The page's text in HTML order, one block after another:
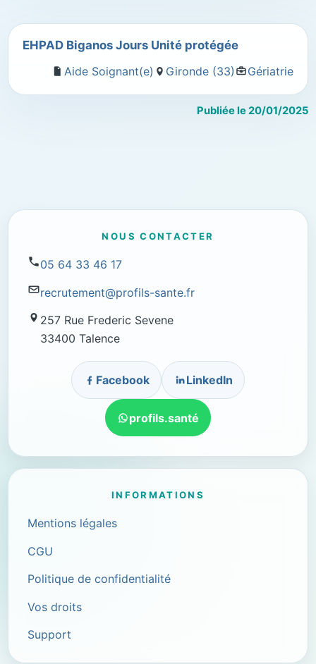
EHPAD Biganos Jours Unité protégée
Aide Soignant(e)
Gironde (33) Gériatrie
Publiée le 20/01/2025
NOUS CONTACTER
05 64 33 46 17
recrutement@profils-sante.fr
257 Rue Frederic Sevene
33400 Talence
Facebook LinkedIn
profils.santé
INFORMATIONS
Mentions légales
CGU
Politique de confidentialité
Vos droits
Support